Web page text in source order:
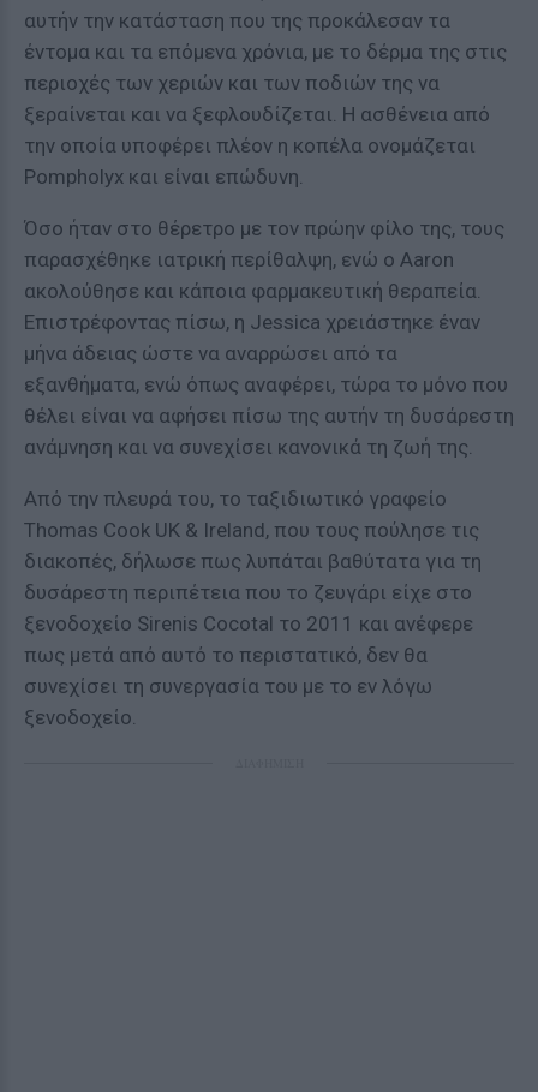
αυτήν την κατάσταση που της προκάλεσαν τα
έντομα και τα επόμενα χρόνια, με το δέρμα της στις
περιοχές των χεριών και των ποδιών της να
ξεραίνεται και να ξεφλουδίζεται. Η ασθένεια από
την οποία υποφέρει πλέον η κοπέλα ονομάζεται
Pompholyx και είναι επώδυνη.
Όσο ήταν στο θέρετρο με τον πρώην φίλο της, τους
παρασχέθηκε ιατρική περίθαλψη, ενώ ο Aaron
ακολούθησε και κάποια φαρμακευτική θεραπεία.
Επιστρέφοντας πίσω, η Jessica χρειάστηκε έναν
μήνα άδειας ώστε να αναρρώσει από τα
εξανθήματα, ενώ όπως αναφέρει, τώρα το μόνο που
θέλει είναι να αφήσει πίσω της αυτήν τη δυσάρεστη
ανάμνηση και να συνεχίσει κανονικά τη ζωή της.
Από την πλευρά του, το ταξιδιωτικό γραφείο
Thomas Cook UK & Ireland, που τους πούλησε τις
διακοπές, δήλωσε πως λυπάται βαθύτατα για τη
δυσάρεστη περιπέτεια που το ζευγάρι είχε στο
ξενοδοχείο Sirenis Cocotal το 2011 και ανέφερε
πως μετά από αυτό το περιστατικό, δεν θα
συνεχίσει τη συνεργασία του με το εν λόγω
ξενοδοχείο.